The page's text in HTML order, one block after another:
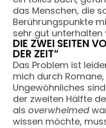
das Menschen, die
Berührungspunkte
sehr gut unterhalten
DIE ZWEI SEITEN
DER ZEIT“
Das Problem ist
mich durch
Ungewöhnliches
der zweiten Hälfte
alsoverwhelmed
wissen möchte,